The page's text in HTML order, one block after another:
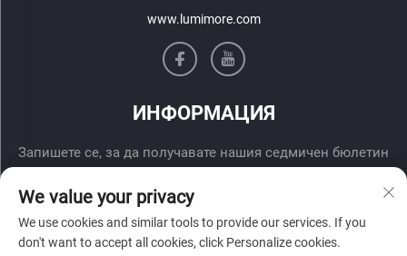
www.lumimore.com
ИНФОРМАЦИЯ
Запишете се, за да получавате нашия седмичен бюлетин
We value your privacy
We use cookies and similar tools to provide our services. If you
don't want to accept all cookies, click Personalize cookies.